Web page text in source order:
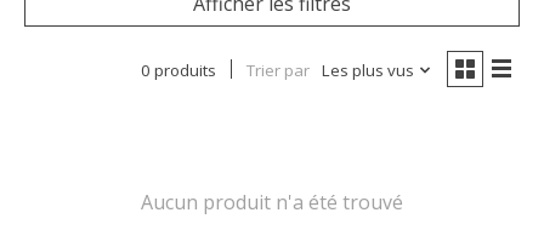
0 produits Trier par Les plus vus
Aucun produit n'a été trouvé